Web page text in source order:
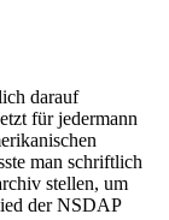
darauf
für jedermann
man schriftlich
stellen, um
der NSDAP